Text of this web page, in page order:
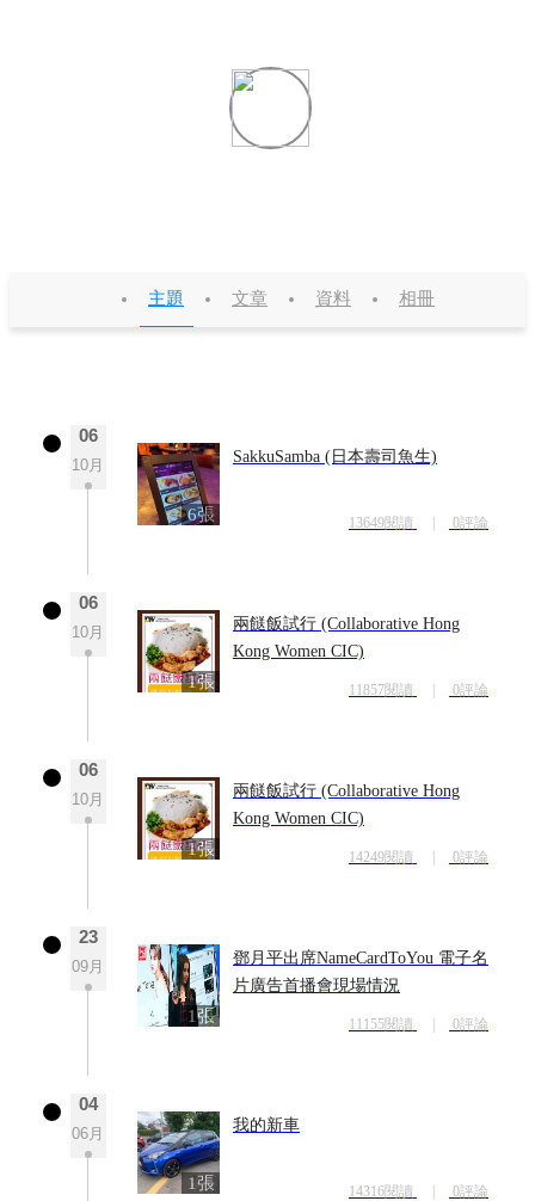
主題 文章 資料 相冊
6張
SakkuSamba (日本壽司魚生)
13649閱讀 0評論
06
10月
1張
兩餸飯試行 (Collaborative Hong
Kong Women CIC)
11857閱讀 0評論
06
10月
1張
兩餸飯試行 (Collaborative Hong
Kong Women CIC)
14249閱讀 0評論
06
10月
1張
鄧月平出席NameCardToYou 電子名
片廣告首播會現場情況
11155閱讀 0評論
23
09月
1張
我的新車
14316閱讀 0評論
04
06月